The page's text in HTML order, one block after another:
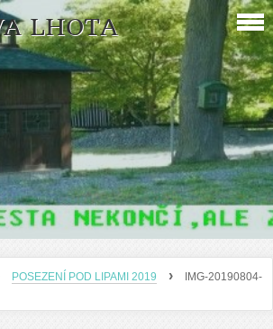
LHOTA
POSEZENÍ POD LIPAMI 2019 ›
IMG-20190804-